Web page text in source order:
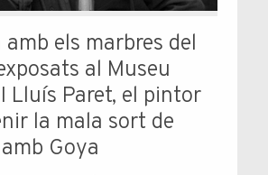
amb els marbres del
al Museu
Lluís Paret, el pintor
la mala sort de
Goya